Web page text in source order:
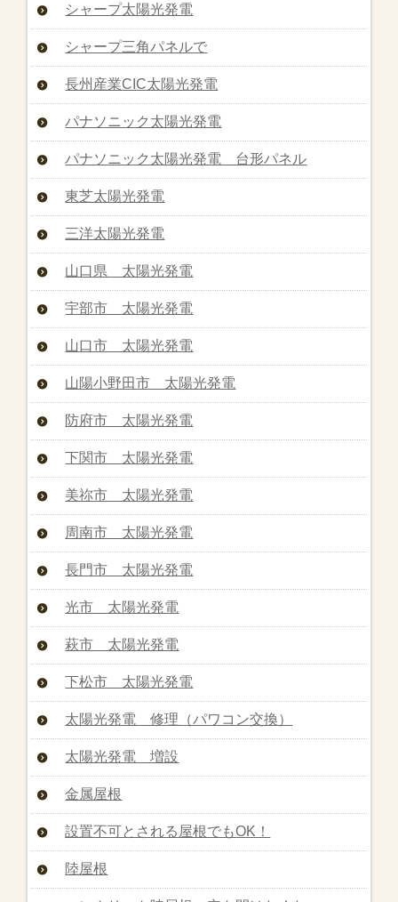
シャープ太陽光発電
シャープ三角パネルで
長州産業CIC太陽光発電
パナソニック太陽光発電
パナソニック太陽光発電 台形パネル
東芝太陽光発電
三洋太陽光発電
山口県 太陽光発電
宇部市 太陽光発電
山口市 太陽光発電
山陽小野田市 太陽光発電
防府市 太陽光発電
下関市 太陽光発電
美祢市 太陽光発電
周南市 太陽光発電
長門市 太陽光発電
光市 太陽光発電
萩市 太陽光発電
下松市 太陽光発電
太陽光発電 修理（パワコン交換）
太陽光発電 増設
金属屋根
設置不可とされる屋根でもOK！
陸屋根